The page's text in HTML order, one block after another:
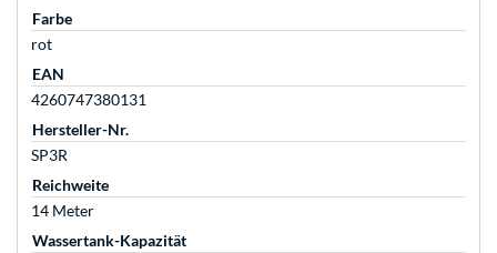
Farbe
rot
EAN
4260747380131
Hersteller-Nr.
SP3R
Reichweite
14 Meter
Wassertank-Kapazität